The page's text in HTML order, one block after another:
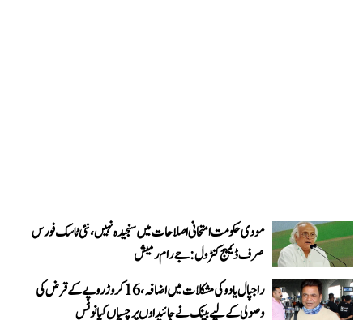
مودی حکومت امتحانی اصلاحات میں سنجیدہ نہیں، نئی ٹاسک فورس
صرف ڈیمیج کنٹرول: جے رام رمیش
راجپال یادو کی مشکلات میں اضافہ، 16 کروڑ روپے کے قرض کی
وصولی کے لیے بینک نے جائیداوں پر چسپاں کیا نوٹس